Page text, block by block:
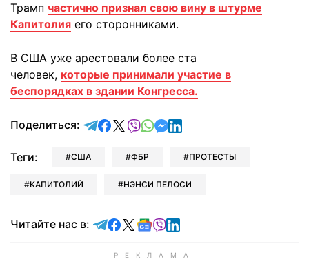
Трамп частично признал свою вину в штурме
Капитолия его сторонниками.
В США уже арестовали более ста
человек, которые принимали участие в
беспорядках в здании Конгресса.
Поделиться: отправить в Telegram
поделиться в Facebook
поделиться в X
отправить в Viber
отправить в Whatsapp
отправить в Messenger
отправить в LinkedIn
Теги: США ФБР ПРОТЕСТЫ
КАПИТОЛИЙ НЭНСИ ПЕЛОСИ
Читайте нас в: Читайте в Telegram
Читайте в Facebook
Читайте в X
Читайте в Google news
Читайте в Viber
Читайте в LinkedIn